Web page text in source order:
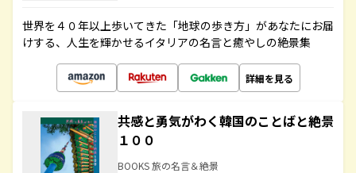
世界を４０年以上歩いてきた「地球の歩き方」があなたにお届
けする、人生を輝かせるイタリアの名言と癒やしの絶景集
詳細を見る
共感と勇気がわく韓国のことばと絶景
１００
BOOKS 旅の名言＆絶景